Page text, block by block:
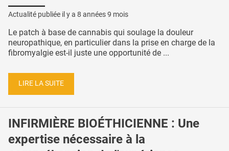
Actualité publiée il y a 8 années 9 mois
Le patch à base de cannabis qui soulage la douleur
neuropathique, en particulier dans la prise en charge de la
fibromyalgie est-il juste une opportunité de ...
LIRE LA SUITE
INFIRMIÈRE BIOÉTHICIENNE : Une
expertise nécessaire à la